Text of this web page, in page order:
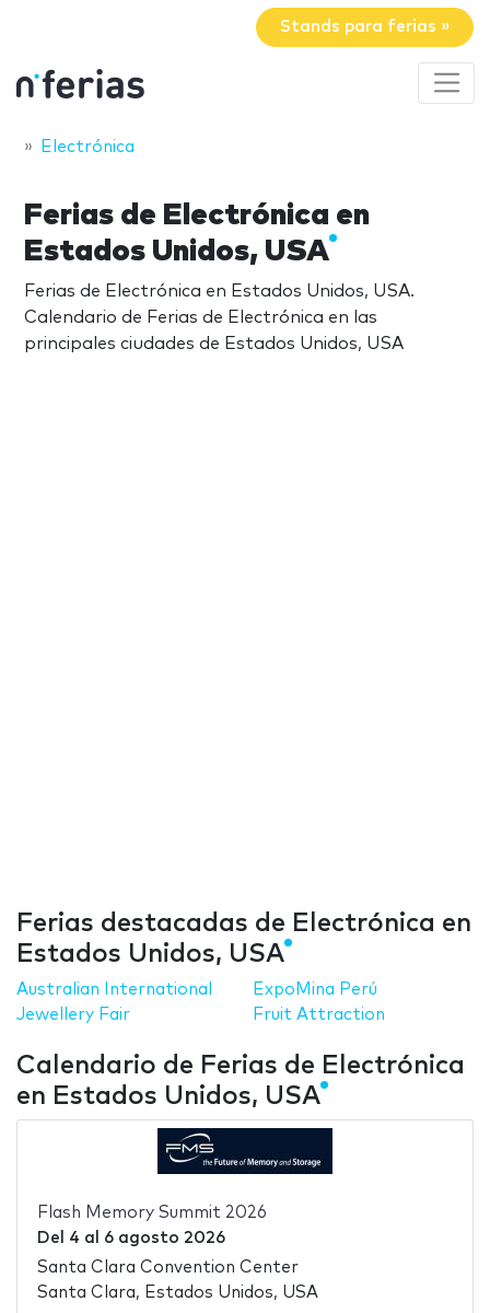
Stands para ferias »
Electrónica
Ferias de Electrónica en
Estados Unidos, USA
Ferias de Electrónica en Estados Unidos, USA.
Calendario de Ferias de Electrónica en las
principales ciudades de Estados Unidos, USA
Ferias destacadas de Electrónica en
Estados Unidos, USA
Australian International
Jewellery Fair
ExpoMina Perú
Fruit Attraction
Calendario de Ferias de Electrónica
en Estados Unidos, USA
Flash Memory Summit 2026
Del 4 al 6 agosto 2026
Santa Clara Convention Center
Santa Clara, Estados Unidos, USA